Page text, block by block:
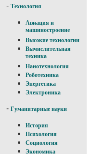
- Технология
Авиация и
машиностроение
Высокие технологии
Вычислительная
техника
Нанотехнология
Роботехника
Энергетика
Электроника
- Гуманитарные науки
История
Психология
Социология
Экономика